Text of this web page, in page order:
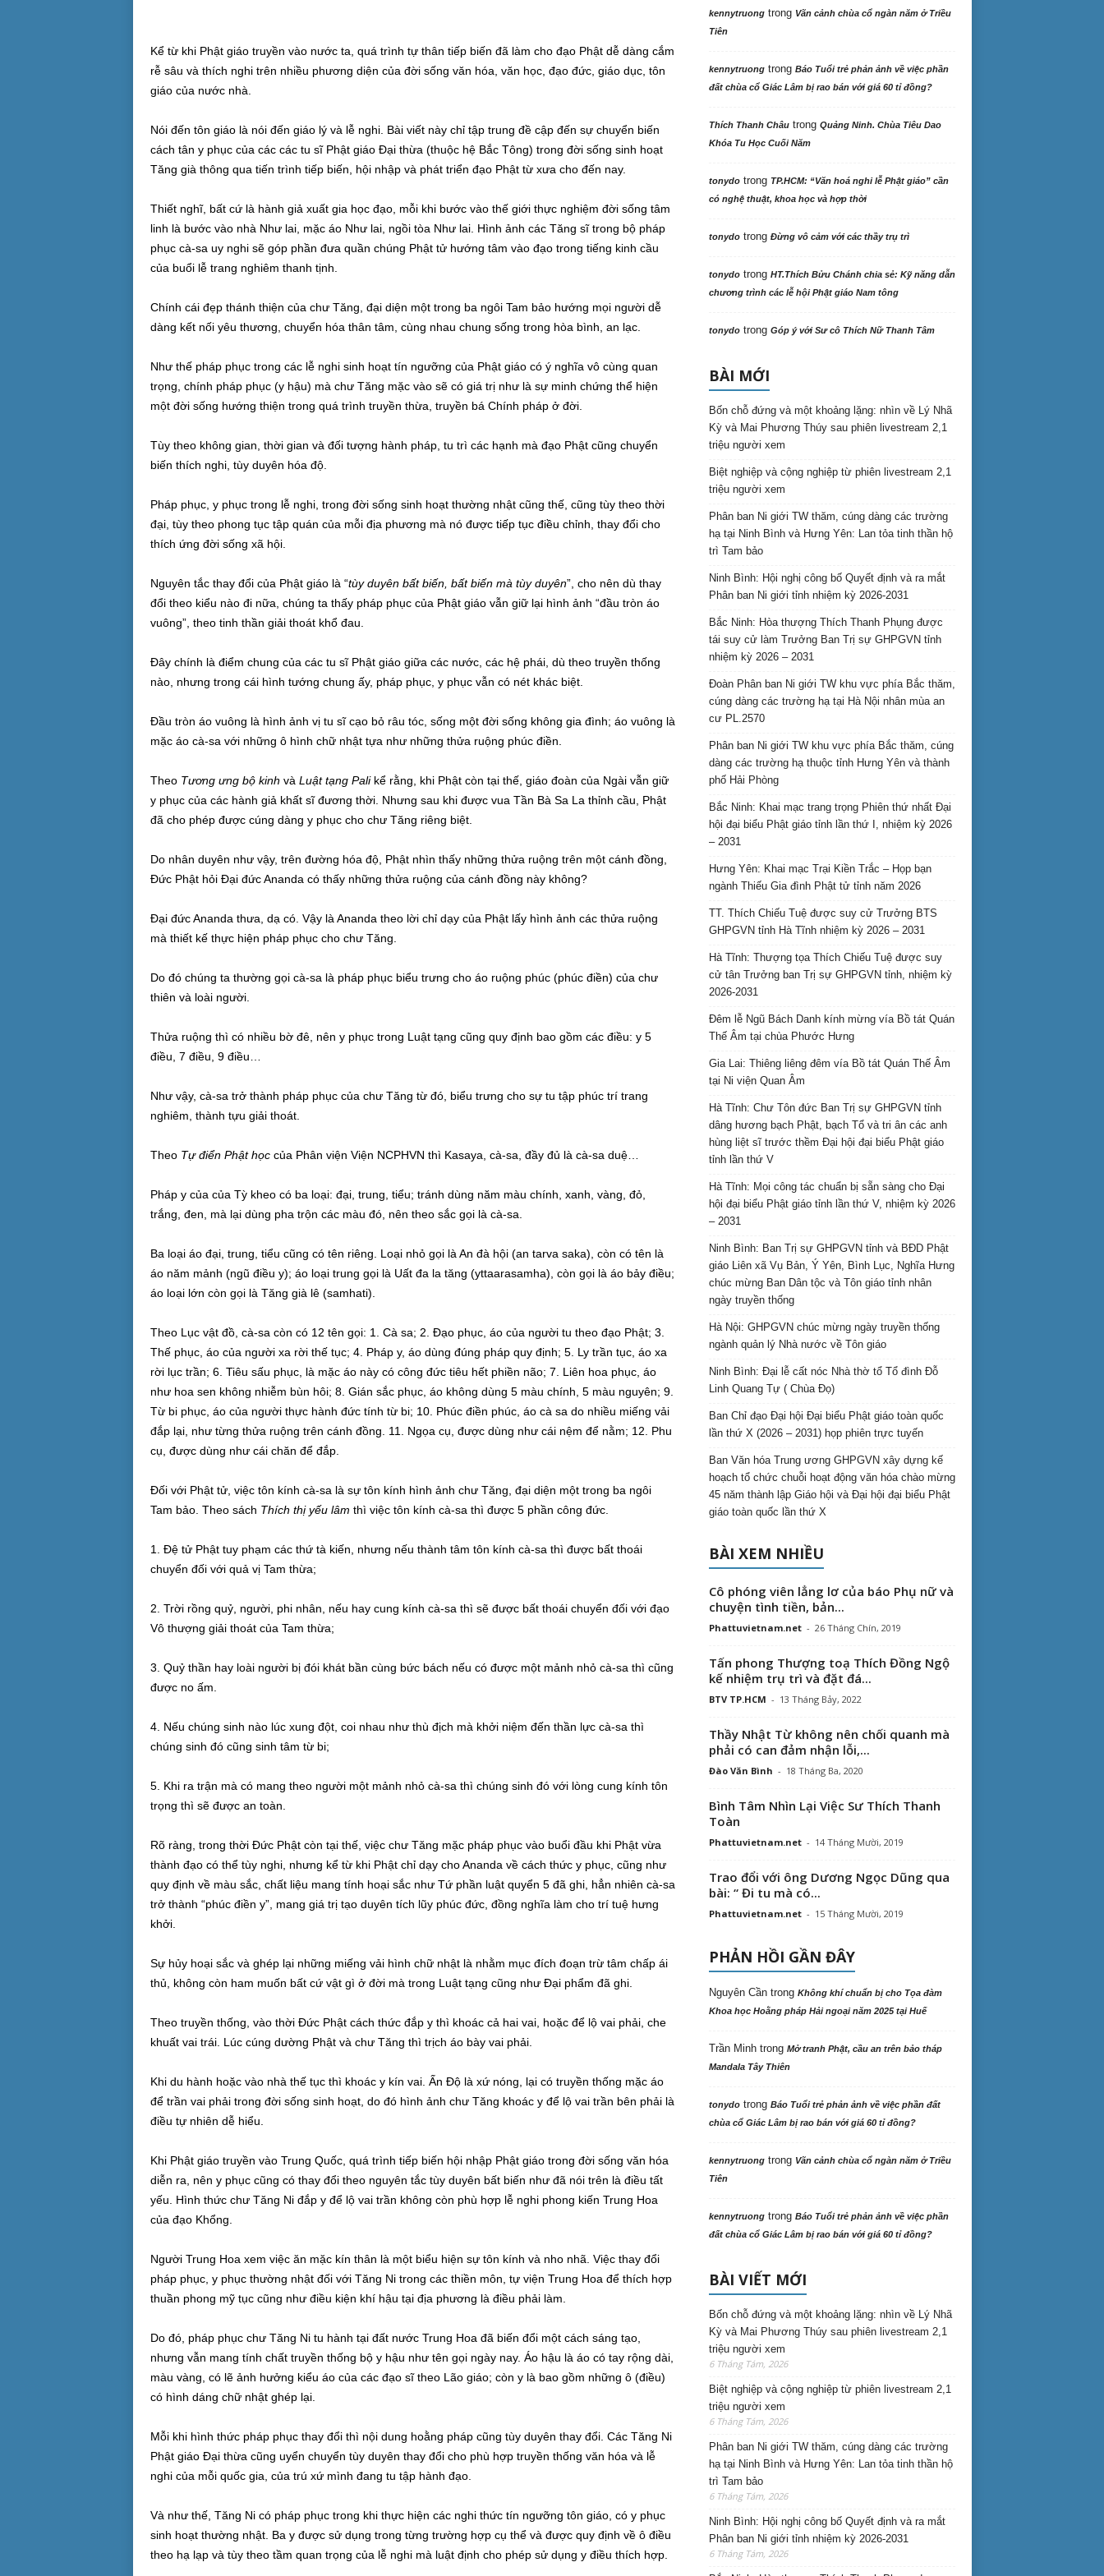
Kể từ khi Phật giáo truyền vào nước ta, quá trình tự thân tiếp biến đã làm cho đạo Phật dễ dàng cắm
rễ sâu và thích nghi trên nhiều phương diện của đời sống văn hóa, văn học, đạo đức, giáo dục, tôn
giáo của nước nhà.
Nói đến tôn giáo là nói đến giáo lý và lễ nghi. Bài viết này chỉ tập trung đề cập đến sự chuyển biến
cách tân y phục của các các tu sĩ Phật giáo Đại thừa (thuộc hệ Bắc Tông) trong đời sống sinh hoạt
Tăng già thông qua tiến trình tiếp biến, hội nhập và phát triển đạo Phật từ xưa cho đến nay.
Thiết nghĩ, bất cứ là hành giả xuất gia học đạo, mỗi khi bước vào thế giới thực nghiệm đời sống tâm
linh là bước vào nhà Như lai, mặc áo Như lai, ngồi tòa Như lai. Hình ảnh các Tăng sĩ trong bộ pháp
phục cà-sa uy nghi sẽ góp phần đưa quần chúng Phật tử hướng tâm vào đạo trong tiếng kinh cầu
của buổi lễ trang nghiêm thanh tịnh.
Chính cái đẹp thánh thiện của chư Tăng, đại diện một trong ba ngôi Tam bảo hướng mọi người dễ
dàng kết nối yêu thương, chuyển hóa thân tâm, cùng nhau chung sống trong hòa bình, an lạc.
Như thế pháp phục trong các lễ nghi sinh hoạt tín ngưỡng của Phật giáo có ý nghĩa vô cùng quan
trọng, chính pháp phục (y hậu) mà chư Tăng mặc vào sẽ có giá trị như là sự minh chứng thể hiện
một đời sống hướng thiện trong quá trình truyền thừa, truyền bá Chính pháp ở đời.
Tùy theo không gian, thời gian và đối tượng hành pháp, tu trì các hạnh mà đạo Phật cũng chuyển
biến thích nghi, tùy duyên hóa độ.
Pháp phục, y phục trong lễ nghi, trong đời sống sinh hoạt thường nhật cũng thế, cũng tùy theo thời
đại, tùy theo phong tục tập quán của mỗi địa phương mà nó được tiếp tục điều chỉnh, thay đổi cho
thích ứng đời sống xã hội.
Nguyên tắc thay đổi của Phật giáo là “tùy duyên bất biến, bất biến mà tùy duyên”, cho nên dù thay
đổi theo kiểu nào đi nữa, chúng ta thấy pháp phục của Phật giáo vẫn giữ lại hình ảnh “đầu tròn áo
vuông”, theo tinh thần giải thoát khổ đau.
Đây chính là điểm chung của các tu sĩ Phật giáo giữa các nước, các hệ phái, dù theo truyền thống
nào, nhưng trong cái hình tướng chung ấy, pháp phục, y phục vẫn có nét khác biệt.
Đầu tròn áo vuông là hình ảnh vị tu sĩ cạo bỏ râu tóc, sống một đời sống không gia đình; áo vuông là
mặc áo cà-sa với những ô hình chữ nhật tựa như những thửa ruộng phúc điền.
Theo Tương ưng bộ kinh và Luật tạng Pali kể rằng, khi Phật còn tại thế, giáo đoàn của Ngài vẫn giữ
y phục của các hành giả khất sĩ đương thời. Nhưng sau khi được vua Tần Bà Sa La thỉnh cầu, Phật
đã cho phép được cúng dàng y phục cho chư Tăng riêng biệt.
Do nhân duyên như vậy, trên đường hóa độ, Phật nhìn thấy những thửa ruộng trên một cánh đồng,
Đức Phật hỏi Đại đức Ananda có thấy những thửa ruộng của cánh đồng này không?
Đại đức Ananda thưa, dạ có. Vậy là Ananda theo lời chỉ dạy của Phật lấy hình ảnh các thửa ruộng
mà thiết kế thực hiện pháp phục cho chư Tăng.
Do đó chúng ta thường gọi cà-sa là pháp phục biểu trưng cho áo ruộng phúc (phúc điền) của chư
thiên và loài người.
Thửa ruộng thì có nhiều bờ đê, nên y phục trong Luật tạng cũng quy định bao gồm các điều: y 5
điều, 7 điều, 9 điều…
Như vậy, cà-sa trở thành pháp phục của chư Tăng từ đó, biểu trưng cho sự tu tập phúc trí trang
nghiêm, thành tựu giải thoát.
Theo Tự điển Phật họccủa Phân viện Viện NCPHVN thì Kasaya, cà-sa, đầy đủ là cà-sa duệ…
Pháp y của của Tỳ kheo có ba loại: đại, trung, tiểu; tránh dùng năm màu chính, xanh, vàng, đỏ,
trắng, đen, mà lại dùng pha trộn các màu đó, nên theo sắc gọi là cà-sa.
Ba loại áo đại, trung, tiểu cũng có tên riêng. Loại nhỏ gọi là An đà hội (an tarva saka), còn có tên là
áo năm mảnh (ngũ điều y); áo loại trung gọi là Uất đa la tăng (yttaarasamha), còn gọi là áo bảy điều;
áo loại lớn còn gọi là Tăng già lê (samhati).
Theo Lục vật đồ, cà-sa còn có 12 tên gọi: 1. Cà sa; 2. Đạo phục, áo của người tu theo đạo Phật; 3.
Thế phục, áo của người xa rời thế tục; 4. Pháp y, áo dùng đúng pháp quy định; 5. Ly trần tục, áo xa
rời lục trần; 6. Tiêu sấu phục, là mặc áo này có công đức tiêu hết phiền não; 7. Liên hoa phục, áo
như hoa sen không nhiễm bùn hôi; 8. Gián sắc phục, áo không dùng 5 màu chính, 5 màu nguyên; 9.
Từ bi phục, áo của người thực hành đức tính từ bi; 10. Phúc điền phúc, áo cà sa do nhiều miếng vải
đắp lại, như từng thửa ruộng trên cánh đồng. 11. Ngọa cụ, được dùng như cái nệm để nằm; 12. Phu
cụ, được dùng như cái chăn để đắp.
Đối với Phật tử, việc tôn kính cà-sa là sự tôn kính hình ảnh chư Tăng, đại diện một trong ba ngôi
Tam bảo. Theo sách Thích thị yếu lâm thì việc tôn kính cà-sa thì được 5 phần công đức.
1. Đệ tử Phật tuy phạm các thứ tà kiến, nhưng nếu thành tâm tôn kính cà-sa thì được bất thoái
chuyển đối với quả vị Tam thừa;
2. Trời rồng quỷ, người, phi nhân, nếu hay cung kính cà-sa thì sẽ được bất thoái chuyển đối với đạo
Vô thượng giải thoát của Tam thừa;
3. Quỷ thần hay loài người bị đói khát bần cùng bức bách nếu có được một mảnh nhỏ cà-sa thì cũng
được no ấm.
4. Nếu chúng sinh nào lúc xung đột, coi nhau như thù địch mà khởi niệm đến thần lực cà-sa thì
chúng sinh đó cũng sinh tâm từ bi;
5. Khi ra trận mà có mang theo người một mảnh nhỏ cà-sa thì chúng sinh đó với lòng cung kính tôn
trọng thì sẽ được an toàn.
Rõ ràng, trong thời Đức Phật còn tại thế, việc chư Tăng mặc pháp phục vào buổi đầu khi Phật vừa
thành đạo có thể tùy nghi, nhưng kể từ khi Phật chỉ dạy cho Ananda về cách thức y phục, cũng như
quy định về màu sắc, chất liệu mang tính hoại sắc như Tứ phần luật quyển 5 đã ghi, hẳn nhiên cà-sa
trở thành “phúc điền y”, mang giá trị tạo duyên tích lũy phúc đức, đồng nghĩa làm cho trí tuệ hưng
khởi.
Sự hủy hoại sắc và ghép lại những miếng vải hình chữ nhật là nhằm mục đích đoạn trừ tâm chấp ái
thủ, không còn ham muốn bất cứ vật gì ở đời mà trong Luật tạng cũng như Đại phẩm đã ghi.
Theo truyền thống, vào thời Đức Phật cách thức đắp y thì khoác cả hai vai, hoặc để lộ vai phải, che
khuất vai trái. Lúc cúng dường Phật và chư Tăng thì trịch áo bày vai phải.
Khi du hành hoặc vào nhà thế tục thì khoác y kín vai. Ấn Độ là xứ nóng, lại có truyền thống mặc áo
để trần vai phải trong đời sống sinh hoạt, do đó hình ảnh chư Tăng khoác y để lộ vai trần bên phải là
điều tự nhiên dễ hiểu.
Khi Phật giáo truyền vào Trung Quốc, quá trình tiếp biến hội nhập Phật giáo trong đời sống văn hóa
diễn ra, nên y phục cũng có thay đổi theo nguyên tắc tùy duyên bất biến như đã nói trên là điều tất
yếu. Hình thức chư Tăng Ni đắp y để lộ vai trần không còn phù hợp lễ nghi phong kiến Trung Hoa
của đạo Khổng.
Người Trung Hoa xem việc ăn mặc kín thân là một biểu hiện sự tôn kính và nho nhã. Việc thay đổi
pháp phục, y phục thường nhật đối với Tăng Ni trong các thiền môn, tự viện Trung Hoa để thích hợp
thuần phong mỹ tục cũng như điều kiện khí hậu tại địa phương là điều phải làm.
Do đó, pháp phục chư Tăng Ni tu hành tại đất nước Trung Hoa đã biến đổi một cách sáng tạo,
nhưng vẫn mang tính chất truyền thống bộ y hậu như tên gọi ngày nay. Áo hậu là áo có tay rộng dài,
màu vàng, có lẽ ảnh hưởng kiểu áo của các đạo sĩ theo Lão giáo; còn y là bao gồm những ô (điều)
có hình dáng chữ nhật ghép lại.
Mỗi khi hình thức pháp phục thay đổi thì nội dung hoằng pháp cũng tùy duyên thay đổi. Các Tăng Ni
Phật giáo Đại thừa cũng uyển chuyển tùy duyên thay đổi cho phù hợp truyền thống văn hóa và lễ
nghi của mỗi quốc gia, của trú xứ mình đang tu tập hành đạo.
Và như thế, Tăng Ni có pháp phục trong khi thực hiện các nghi thức tín ngưỡng tôn giáo, có y phục
sinh hoạt thường nhật. Ba y được sử dụng trong từng trường hợp cụ thể và được quy định về ô điều
theo hạ lạp và tùy theo tầm quan trọng của lễ nghi mà luật định cho phép sử dụng y điều thích hợp.
kennytruongtrong Vãn cảnh chùa cổ ngàn năm ở Triều
Tiên
kennytruongtrong Báo Tuổi trẻ phản ảnh về việc phần
đất chùa cổ Giác Lâm bị rao bán với giá 60 tỉ đồng?
Thích Thanh Châutrong Quảng Ninh. Chùa Tiêu Dao
Khóa Tu Học Cuối Năm
tonydotrong TP.HCM: “Văn hoá nghi lễ Phật giáo” cần
có nghệ thuật, khoa học và hợp thời
tonydotrong Đừng vô cảm với các thầy trụ trì
tonydotrong HT.Thích Bửu Chánh chia sẻ: Kỹ năng dẫn
chương trình các lễ hội Phật giáo Nam tông
tonydotrong Góp ý với Sư cô Thích Nữ Thanh Tâm
BÀI MỚI
Bốn chỗ đứng và một khoảng lặng: nhìn về Lý Nhã
Kỳ và Mai Phương Thúy sau phiên livestream 2,1
triệu người xem
Biệt nghiệp và cộng nghiệp từ phiên livestream 2,1
triệu người xem
Phân ban Ni giới TW thăm, cúng dàng các trường
hạ tại Ninh Bình và Hưng Yên: Lan tỏa tinh thần hộ
trì Tam bảo
Ninh Bình: Hội nghị công bố Quyết định và ra mắt
Phân ban Ni giới tỉnh nhiệm kỳ 2026-2031
Bắc Ninh: Hòa thượng Thích Thanh Phụng được
tái suy cử làm Trưởng Ban Trị sự GHPGVN tỉnh
nhiệm kỳ 2026 – 2031
Đoàn Phân ban Ni giới TW khu vực phía Bắc thăm,
cúng dàng các trường hạ tại Hà Nội nhân mùa an
cư PL.2570
Phân ban Ni giới TW khu vực phía Bắc thăm, cúng
dàng các trường hạ thuộc tỉnh Hưng Yên và thành
phố Hải Phòng
Bắc Ninh: Khai mạc trang trọng Phiên thứ nhất Đại
hội đại biểu Phật giáo tỉnh lần thứ I, nhiệm kỳ 2026
– 2031
Hưng Yên: Khai mạc Trại Kiền Trắc – Họp bạn
ngành Thiếu Gia đình Phật tử tỉnh năm 2026
TT. Thích Chiếu Tuệ được suy cử Trưởng BTS
GHPGVN tỉnh Hà Tĩnh nhiệm kỳ 2026 – 2031
Hà Tĩnh: Thượng tọa Thích Chiếu Tuệ được suy
cử tân Trưởng ban Trị sự GHPGVN tỉnh, nhiệm kỳ
2026-2031
Đêm lễ Ngũ Bách Danh kính mừng vía Bồ tát Quán
Thế Âm tại chùa Phước Hưng
Gia Lai: Thiêng liêng đêm vía Bồ tát Quán Thế Âm
tại Ni viện Quan Âm
Hà Tĩnh: Chư Tôn đức Ban Trị sự GHPGVN tỉnh
dâng hương bạch Phật, bạch Tổ và tri ân các anh
hùng liệt sĩ trước thềm Đại hội đại biểu Phật giáo
tỉnh lần thứ V
Hà Tĩnh: Mọi công tác chuẩn bị sẵn sàng cho Đại
hội đại biểu Phật giáo tỉnh lần thứ V, nhiệm kỳ 2026
– 2031
Ninh Bình: Ban Trị sự GHPGVN tỉnh và BĐD Phật
giáo Liên xã Vụ Bản, Ý Yên, Bình Lục, Nghĩa Hưng
chúc mừng Ban Dân tộc và Tôn giáo tỉnh nhân
ngày truyền thống
Hà Nội: GHPGVN chúc mừng ngày truyền thống
ngành quản lý Nhà nước về Tôn giáo
Ninh Bình: Đại lễ cất nóc Nhà thờ tổ Tổ đình Đỗ
Linh Quang Tự ( Chùa Đọ)
Ban Chỉ đạo Đại hội Đại biểu Phật giáo toàn quốc
lần thứ X (2026 – 2031) họp phiên trực tuyến
Ban Văn hóa Trung ương GHPGVN xây dựng kế
hoạch tổ chức chuỗi hoạt động văn hóa chào mừng
45 năm thành lập Giáo hội và Đại hội đại biểu Phật
giáo toàn quốc lần thứ X
BÀI XEM NHIỀU
Cô phóng viên lẳng lơ của báo Phụ nữ và
chuyện tình tiền, bản...
Phattuvietnam.net - 26 Tháng Chín, 2019
Tấn phong Thượng toạ Thích Đồng Ngộ
kế nhiệm trụ trì và đặt đá...
BTV TP.HCM - 13 Tháng Bảy, 2022
Thầy Nhật Từ không nên chối quanh mà
phải có can đảm nhận lỗi,...
Đào Văn Bình - 18 Tháng Ba, 2020
Bình Tâm Nhìn Lại Việc Sư Thích Thanh
Toàn
Phattuvietnam.net - 14 Tháng Mười, 2019
Trao đổi với ông Dương Ngọc Dũng qua
bài: “ Đi tu mà có...
Phattuvietnam.net - 15 Tháng Mười, 2019
PHẢN HỒI GẦN ĐÂY
Nguyên Cầntrong Không khí chuẩn bị cho Tọa đàm
Khoa học Hoằng pháp Hải ngoại năm 2025 tại Huế
Trần Minhtrong Mở tranh Phật, cầu an trên bảo tháp
Mandala Tây Thiên
tonydotrong Báo Tuổi trẻ phản ảnh về việc phần đất
chùa cổ Giác Lâm bị rao bán với giá 60 tỉ đồng?
kennytruongtrong Vãn cảnh chùa cổ ngàn năm ở Triều
Tiên
kennytruongtrong Báo Tuổi trẻ phản ảnh về việc phần
đất chùa cổ Giác Lâm bị rao bán với giá 60 tỉ đồng?
BÀI VIẾT MỚI
Bốn chỗ đứng và một khoảng lặng: nhìn về Lý Nhã
Kỳ và Mai Phương Thúy sau phiên livestream 2,1
triệu người xem
6 Tháng Tám, 2026
Biệt nghiệp và cộng nghiệp từ phiên livestream 2,1
triệu người xem
6 Tháng Tám, 2026
Phân ban Ni giới TW thăm, cúng dàng các trường
hạ tại Ninh Bình và Hưng Yên: Lan tỏa tinh thần hộ
trì Tam bảo
6 Tháng Tám, 2026
Ninh Bình: Hội nghị công bố Quyết định và ra mắt
Phân ban Ni giới tỉnh nhiệm kỳ 2026-2031
6 Tháng Tám, 2026